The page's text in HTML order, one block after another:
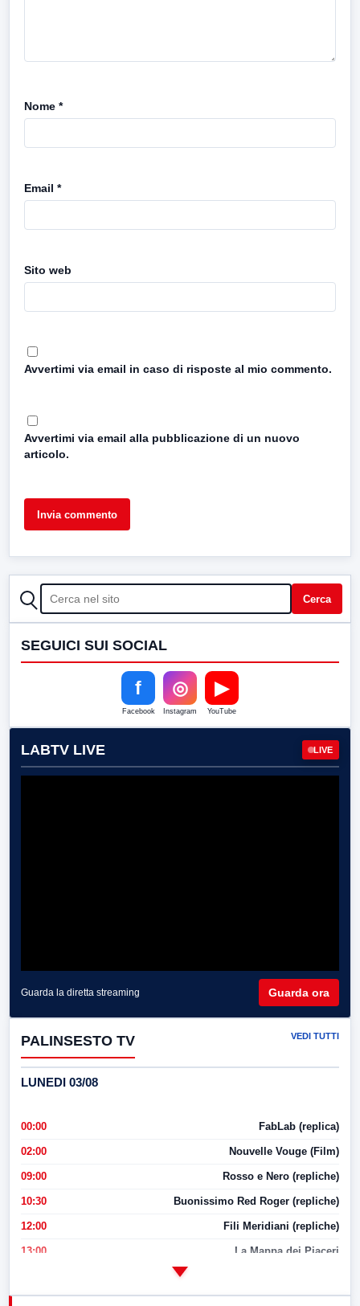
Nome *
Email *
Sito web
Avvertimi via email in caso di risposte al mio commento.
Avvertimi via email alla pubblicazione di un nuovo
articolo.
CERCA Cerca
SEGUICI SUI SOCIAL
f
Facebook
◎
Instagram
▶
YouTube
LABTV LIVE LIVE
Guarda la diretta streaming Guarda ora
PALINSESTO TV VEDI TUTTI
LUNEDI 03/08
00:00 FabLab (replica)
02:00 Nouvelle Vouge (Film)
09:00 Rosso e Nero (repliche)
10:30 Buonissimo Red Roger (repliche)
12:00 Fili Meridiani (repliche)
13:00 La Mappa dei Piaceri